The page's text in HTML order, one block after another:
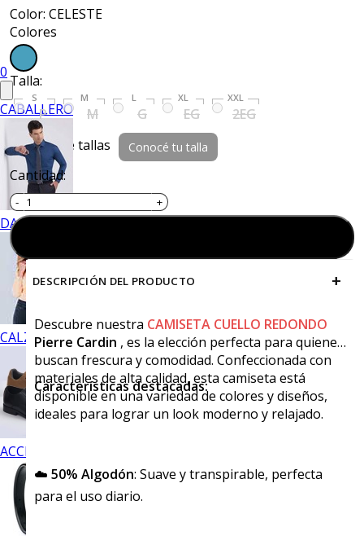
0
CABALLERO
DAMA
CALZADO
ACCESORIOS
Color: CELESTE
Colores
Talla:
S
P
M
M
L
G
XL
EG
XXL
2EG
Guía de tallas
Conocé tu talla
Cantidad:
DESCRIPCIÓN DEL PRODUCTO +
Descubre nuestra CAMISETA CUELLO REDONDO
Pierre Cardin , es la elección perfecta para quienes
buscan frescura y comodidad. Confeccionada con
materiales de alta calidad, esta camiseta está
disponible en una variedad de colores y diseños,
ideales para lograr un look moderno y relajado.
Características destacadas:
☁️ 50% Algodón: Suave y transpirable, perfecta
para el uso diario.